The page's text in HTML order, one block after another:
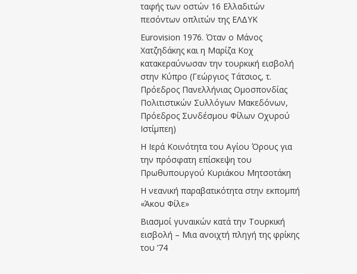
ταφής των οστών 16 Ελλαδιτών
πεσόντων οπλιτών της ΕΛΔΥΚ
Eurovision 1976. Όταν ο Μάνος
Χατζηδάκης και η Μαρίζα Κοχ
κατακεραύνωσαν την τουρκική εισβολή
στην Κύπρο (Γεώργιος Τάτσιος, τ.
Πρόεδρος Πανελλήνιας Ομοσπονδίας
Πολιτιστικών Συλλόγων Μακεδόνων,
Πρόεδρος Συνδέσμου Φίλων Οχυρού
Ιστίμπεη)
Η Ιερά Κοινότητα του Αγίου Όρους για
την πρόσφατη επίσκεψη του
Πρωθυπουργού Κυριάκου Μητσοτάκη
Η νεανική παραβατικότητα στην εκπομπή
«Άκου Φίλε»
Βιασμοί γυναικών κατά την Τουρκική
εισβολή – Μια ανοιχτή πληγή της φρίκης
του ’74